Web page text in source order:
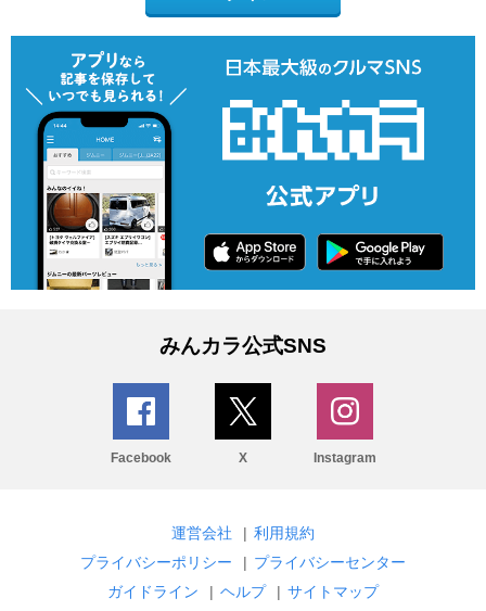
みんカラ公式SNS
Facebook X Instagram
運営会社 | 利用規約
プライバシーポリシー
| プライバシーセンター
ガイドライン
| ヘルプ | サイトマップ